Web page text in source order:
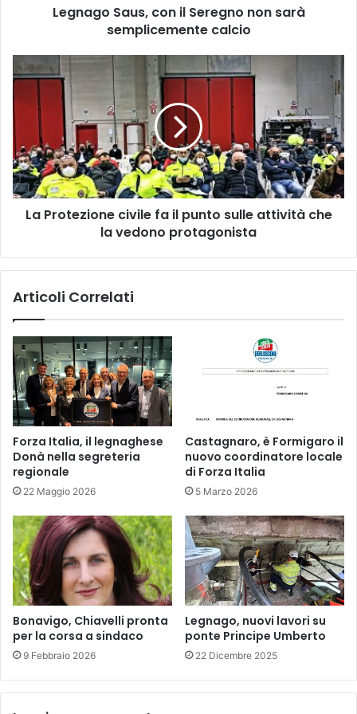
Legnago Saus, con il Seregno non sarà
semplicemente calcio
La
Protezione
fa
punto
sulle
attività
che
La Protezione civile fa il punto sulle attività che
la vedono protagonista
Articoli Correlati
Forza Italia, il legnaghese
Donà nella segreteria
regionale
22 Maggio 2026
Castagnaro, è Formigaro il
nuovo coordinatore locale
di Forza Italia
5 Marzo 2026
Bonavigo, Chiavelli pronta
per la corsa a sindaco
9 Febbraio 2026
Legnago, nuovi lavori su
ponte Principe Umberto
22 Dicembre 2025